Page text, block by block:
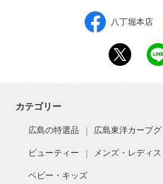
八丁堀本店
カテゴリー
広島の特選品 広島東洋カープ
ビューティー メンズ・レディス
ベビー・キッズ